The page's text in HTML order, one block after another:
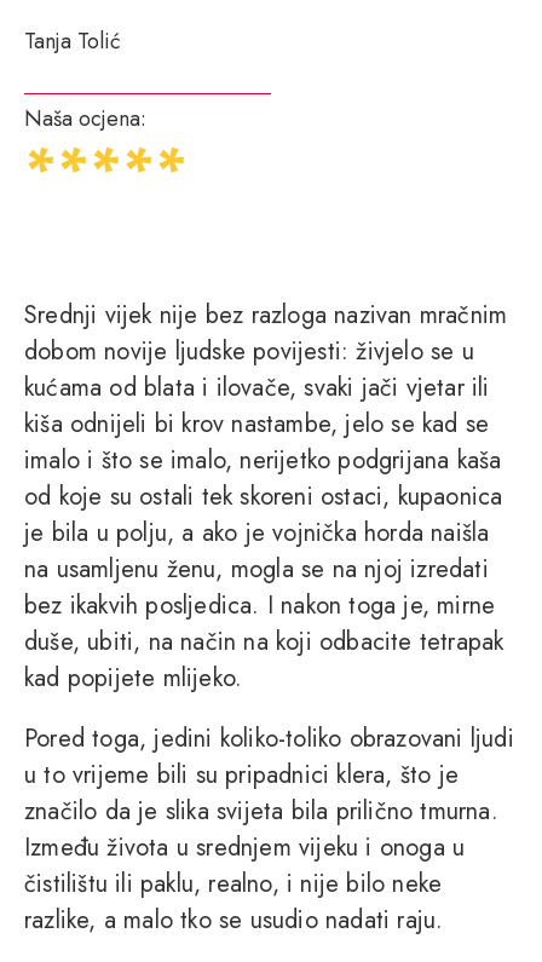
Tanja Tolić
Naša ocjena:
Srednji vijek nije bez razloga nazivan mračnim
dobom novije ljudske povijesti: živjelo se u
kućama od blata i ilovače, svaki jači vjetar ili
kiša odnijeli bi krov nastambe, jelo se kad se
imalo i što se imalo, nerijetko podgrijana kaša
od koje su ostali tek skoreni ostaci, kupaonica
je bila u polju, a ako je vojnička horda naišla
na usamljenu ženu, mogla se na njoj izredati
bez ikakvih posljedica. I nakon toga je, mirne
duše, ubiti, na način na koji odbacite tetrapak
kad popijete mlijeko.
Pored toga, jedini koliko-toliko obrazovani ljudi
u to vrijeme bili su pripadnici klera, što je
značilo da je slika svijeta bila prilično tmurna.
Između života u srednjem vijeku i onoga u
čistilištu ili paklu, realno, i nije bilo neke
razlike, a malo tko se usudio nadati raju.